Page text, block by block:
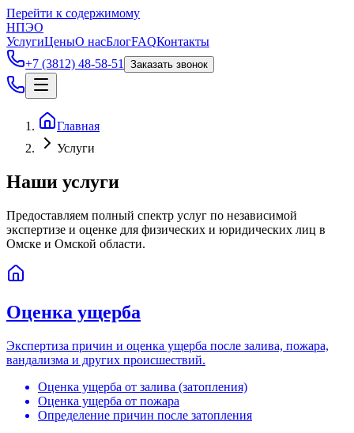
Перейти к содержимому
НПЭО
УслугиЦеныО насБлогFAQКонтакты
+7 (3812) 48-58-51
Заказать звонок
Главная
Услуги
Наши услуги
Предоставляем полный спектр услуг по независимой
экспертизе и оценке для физических и юридических лиц в
Омске и Омской области.
Оценка ущерба
Экспертиза причин и оценка ущерба после залива, пожара,
вандализма и других происшествий.
Оценка ущерба от залива (затопления)
Оценка ущерба от пожара
Определение причин после затопления